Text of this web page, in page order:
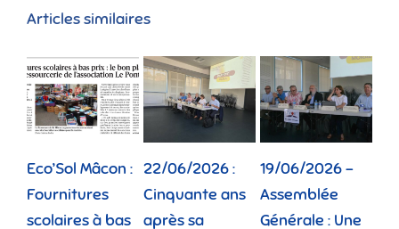
Articles similaires
Eco’Sol Mâcon :
Fournitures
scolaires à bas
22/06/2026 :
Cinquante ans
après sa
19/06/2026 –
Assemblée
Générale : Une